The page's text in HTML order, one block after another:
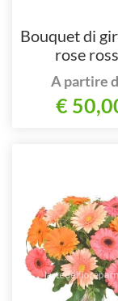
Bouquet di
rose
A partire
€